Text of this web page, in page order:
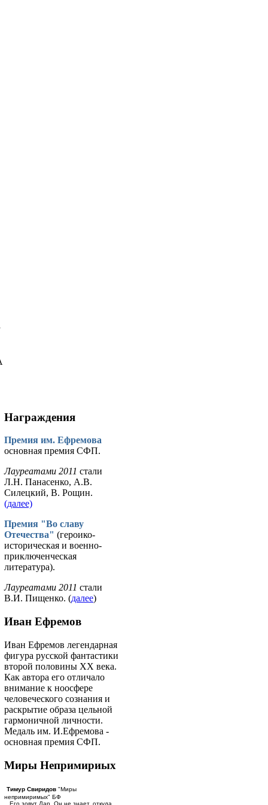
Награждения
Премия им. Ефремова
основная премия СФП.
Лауреатами 2011 стали
Л.Н. Панасенко, А.В.
Силецкий, В. Рощин.
(далее)
Премия "Во славу
Отечества" (героико-
историческая и военно-
приключенческая
литература).
Лауреатами 2011 стали
В.И. Пищенко. (далее)
Иван Ефремов
Иван Ефремов легендарная
фигура русской фантастики
второй половины ХХ века.
Как автора его отличало
внимание к ноосфере
человеческого сознания и
раскрытие образа цельной
гармоничной личности.
Медаль им. И.Ефремова -
основная премия СФП.
Миры Непримириых
Тимур Свиридов "Миры
непримиримых" БФ
...Его зовут Дар. Он не знает, откуда